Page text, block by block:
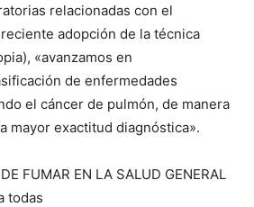
relacionadas con el
adopción de la técnica
«avanzamos en
de enfermedades
el cáncer de pulmón, de manera
mayor exactitud diagnóstica».
FUMAR EN LA SALUD GENERAL
todas